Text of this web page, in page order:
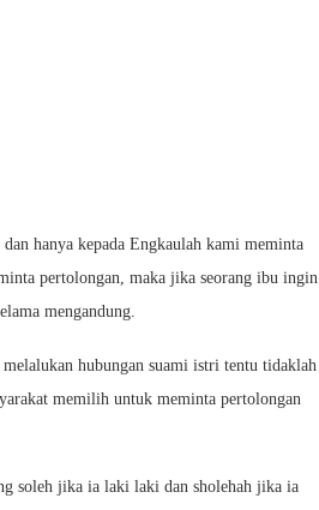
hanya kepada Engkaulah kami meminta
pertolongan, maka jika seorang ibu ingin
mengandung.
hubungan suami istri tentu tidaklah
memilih untuk meminta pertolongan
soleh jika ia laki laki dan sholehah jika ia